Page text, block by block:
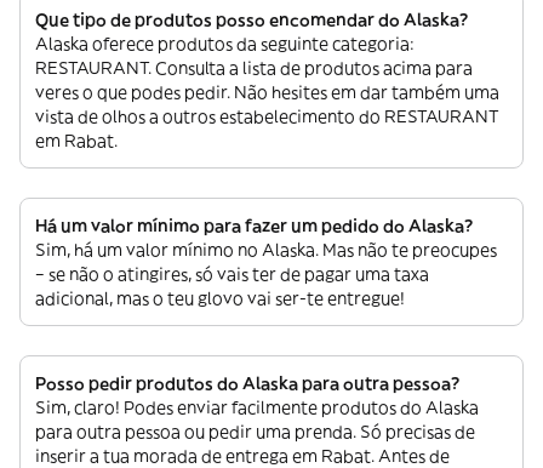
Que tipo de produtos posso encomendar do Alaska?
Alaska oferece produtos da seguinte categoria:
RESTAURANT. Consulta a lista de produtos acima para
veres o que podes pedir. Não hesites em dar também uma
vista de olhos a outros estabelecimento do RESTAURANT
em Rabat.
Há um valor mínimo para fazer um pedido do Alaska?
Sim, há um valor mínimo no Alaska. Mas não te preocupes
– se não o atingires, só vais ter de pagar uma taxa
adicional, mas o teu glovo vai ser-te entregue!
Posso pedir produtos do Alaska para outra pessoa?
Sim, claro! Podes enviar facilmente produtos do Alaska
para outra pessoa ou pedir uma prenda. Só precisas de
inserir a tua morada de entrega em Rabat. Antes de